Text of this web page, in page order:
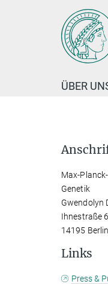
ÜBER
Max-
Genetik
Gwendolyn
Ihnestraße
14195 Berlin
Links
Press &